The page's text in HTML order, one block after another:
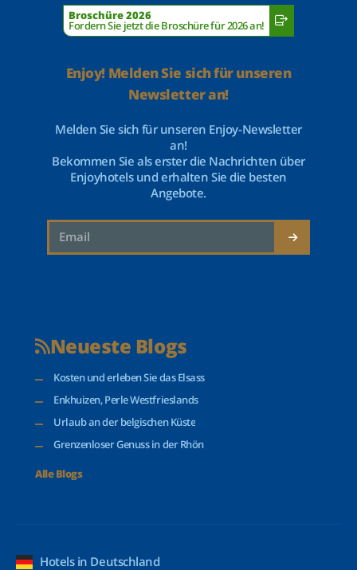
Broschüre 2026
Fordern Sie jetzt die Broschüre für 2026 an!
Enjoy! Melden Sie sich für unseren
Newsletter an!
Melden Sie sich für unseren Enjoy-Newsletter
an!
Bekommen Sie als erster die Nachrichten über
Enjoyhotels und erhalten Sie die besten
Angebote.
Neueste Blogs
Kosten und erleben Sie das Elsass
Enkhuizen, Perle Westfrieslands
Urlaub an der belgischen Küste
Grenzenloser Genuss in der Rhön
Alle Blogs
Hotels in Deutschland